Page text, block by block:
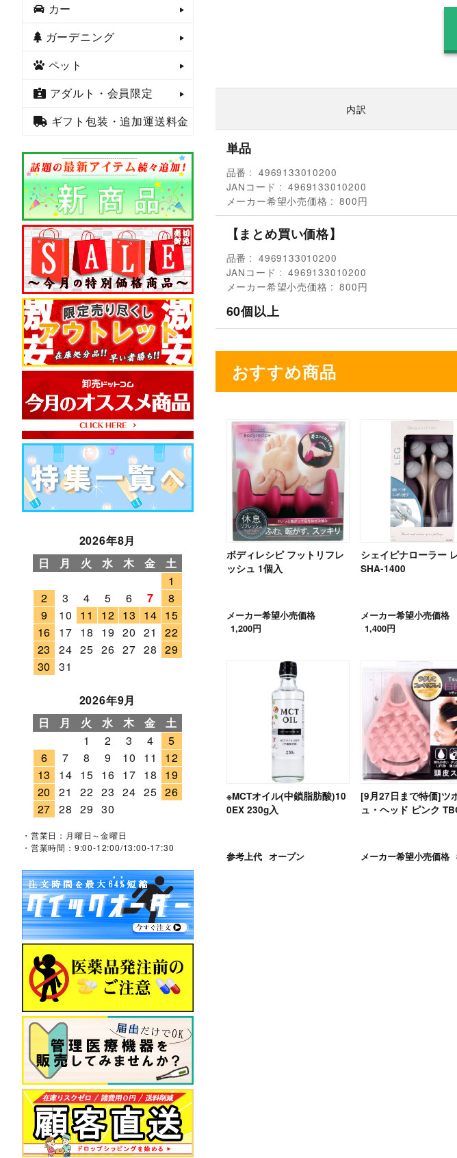
内訳
単品
品番
4969133010200
JANコード
4969133010200
メーカー希望小売価格
800円
【まとめ買い価格】
品番
4969133010200
JANコード
4969133010200
メーカー希望小売価格
800円
60個以上
おすすめ商品
ボディレシピ フットリフレ
ッシュ 1個入
メーカー希望小売価格
1,200円
シェイピナローラー
SHA-1400
メーカー希望小売価格
1,400円
※MCTオイル(中鎖脂肪酸)10
0EX 230g入
参考上代 オープン
[9月27日まで特価]ツ
ュ・ヘッド ピンク
メーカー希望小売価格
カー
ガーデニング
ペット
アダルト・会員限定
ギフト包装・追加運送料金
2026年8月
日
月 火 水 木 金
土
1
2
3 4 5 6 7
8
9
10 11 12 13 14 15
16
17 18 19 20 21
22
23
24 25 26 27 28 29
30
31
2026年9月
日
月 火 水 木 金
土
1
2 3 4
5
6
7 8 9 10 11
12
13
14 15 16 17 18
19
20
21 22 23 24 25 26
27 28 29 30
・営業日：月曜日～金曜日
・営業時間：9:00-12:00/13:00-17:30